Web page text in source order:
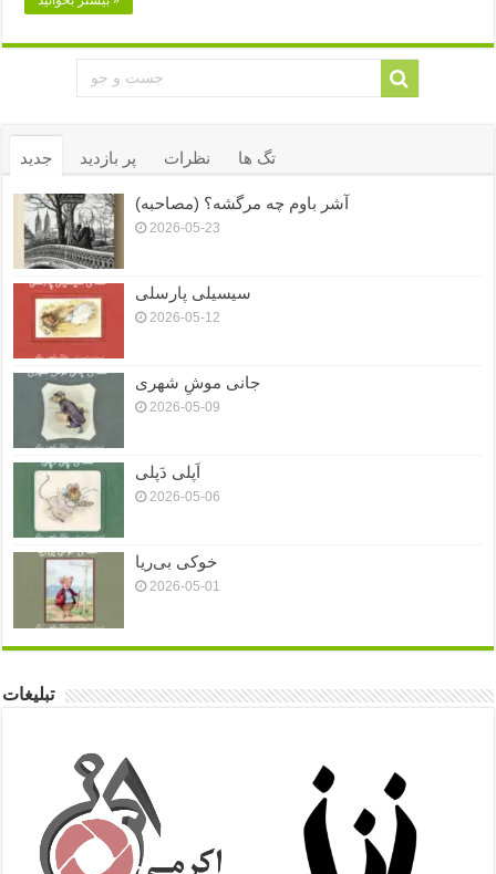
جدید پر بازدید نظرات تگ ها
آشر باوم چه مرگشه؟ (مصاحبه)
2026-05-23
سیسیلی پارسلی
2026-05-12
جانی موشِ شهری
2026-05-09
اَپلی دَپلی
2026-05-06
خوکی بی‌ریا
2026-05-01
تبلیغات